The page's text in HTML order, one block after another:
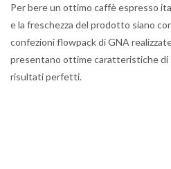
Per bere un ottimo caffè espresso
e la freschezza del prodotto siano
confezioni flowpack di GNA
presentano ottime caratteristiche di
risultati perfetti.